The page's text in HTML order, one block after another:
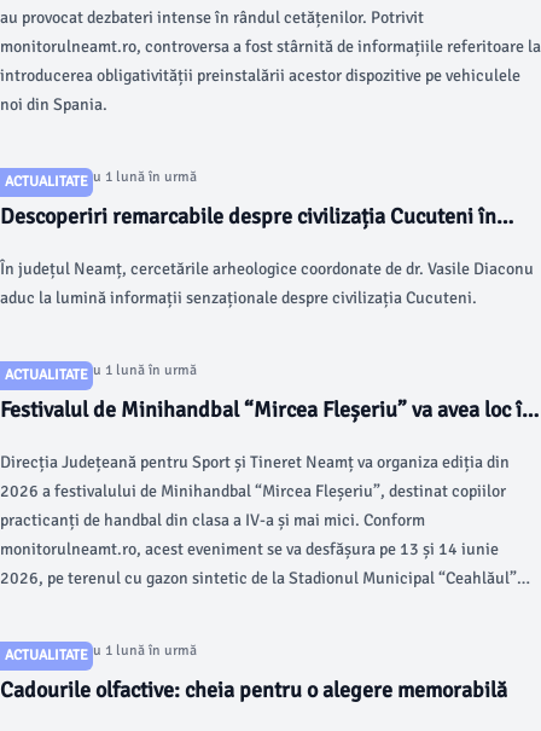
au provocat dezbateri intense în rândul cetățenilor. Potrivit
monitorulneamt.ro, controversa a fost stârnită de informațiile referitoare la
introducerea obligativității preinstalării acestor dispozitive pe vehiculele
noi din Spania.
ACTUALITATE
Articol postat cu 1 lună în urmă
Descoperiri remarcabile despre civilizația Cucuteni în
În județul Neamț, cercetările arheologice coordonate de dr. Vasile Diaconu
aduc la lumină informații senzaționale despre civilizația Cucuteni.
ACTUALITATE
Articol postat cu 1 lună în urmă
Festivalul de Minihandbal “Mircea Fleșeriu” va avea loc în
Direcția Județeană pentru Sport și Tineret Neamț va organiza ediția din
2026 a festivalului de Minihandbal “Mircea Fleșeriu”, destinat copiilor
practicanți de handbal din clasa a IV-a și mai mici. Conform
monitorulneamt.ro, acest eveniment se va desfășura pe 13 și 14 iunie
2026, pe terenul cu gazon sintetic de la Stadionul Municipal “Ceahlăul”
ACTUALITATE
Articol postat cu 1 lună în urmă
Cadourile olfactive: cheia pentru o alegere memorabilă